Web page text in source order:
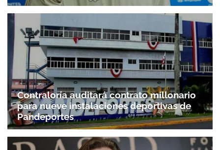
Contraloría auditará contrato millonario
para nueve instalaciones deportivas de
Pandeportes